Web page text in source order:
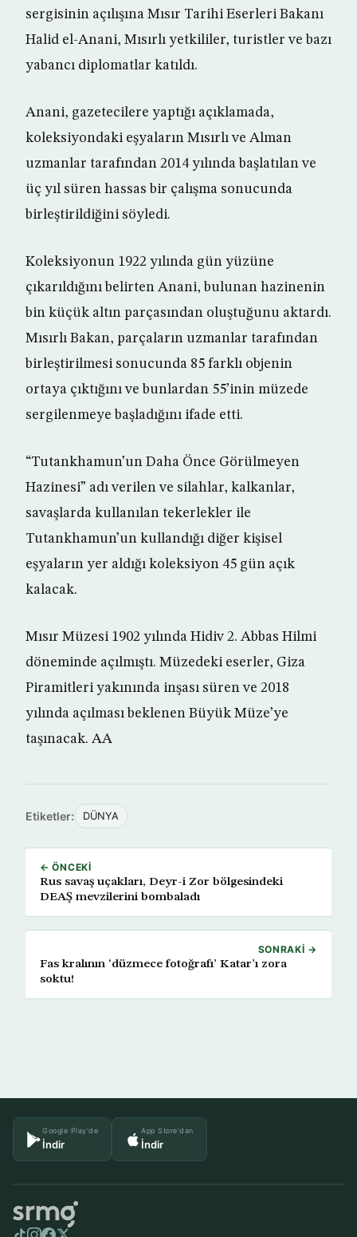
sergisinin açılışına Mısır Tarihi Eserleri Bakanı
Halid el-Anani, Mısırlı yetkililer, turistler ve bazı
yabancı diplomatlar katıldı.
Anani, gazetecilere yaptığı açıklamada,
koleksiyondaki eşyaların Mısırlı ve Alman
uzmanlar tarafından 2014 yılında başlatılan ve
üç yıl süren hassas bir çalışma sonucunda
birleştirildiğini söyledi.
Koleksiyonun 1922 yılında gün yüzüne
çıkarıldığını belirten Anani, bulunan hazinenin
bin küçük altın parçasından oluştuğunu aktardı.
Mısırlı Bakan, parçaların uzmanlar tarafından
birleştirilmesi sonucunda 85 farklı objenin
ortaya çıktığını ve bunlardan 55’inin müzede
sergilenmeye başladığını ifade etti.
“Tutankhamun’un Daha Önce Görülmeyen
Hazinesi” adı verilen ve silahlar, kalkanlar,
savaşlarda kullanılan tekerlekler ile
Tutankhamun’un kullandığı diğer kişisel
eşyaların yer aldığı koleksiyon 45 gün açık
kalacak.
Mısır Müzesi 1902 yılında Hidiv 2. Abbas Hilmi
döneminde açılmıştı. Müzedeki eserler, Giza
Piramitleri yakınında inşası süren ve 2018
yılında açılması beklenen Büyük Müze’ye
taşınacak. AA
Etiketler: DÜNYA
← ÖNCEKI
Rus savaş uçakları, Deyr-i Zor bölgesindeki
DEAŞ mevzilerini bombaladı
SONRAKI →
Fas kralının ‘düzmece fotoğrafı’ Katar’ı zora
soktu!
Google Play'de
İndir
App Store'dan
İndir